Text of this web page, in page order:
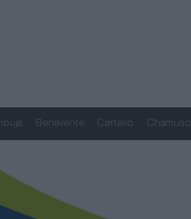
Benavente Cartaxo